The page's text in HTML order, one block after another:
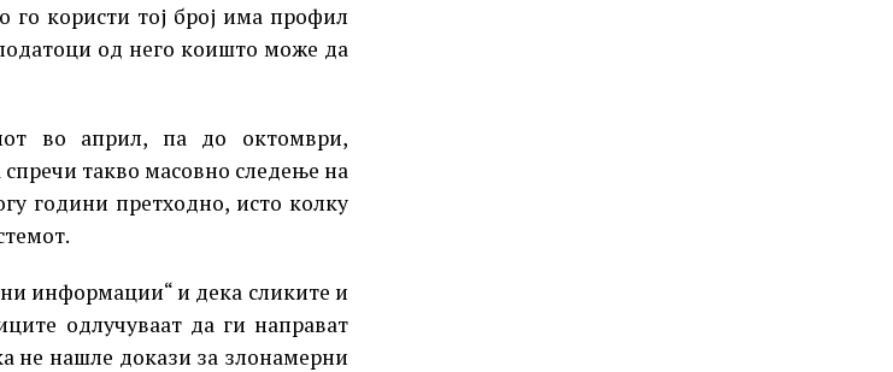
го користи тој број има профил
од него коишто може да
во април, па до октомври,
такво масовно следење на
години претходно, исто колку
информации“ и дека сликите и
одлучуваат да ги направат
не нашле докази за злонамерни